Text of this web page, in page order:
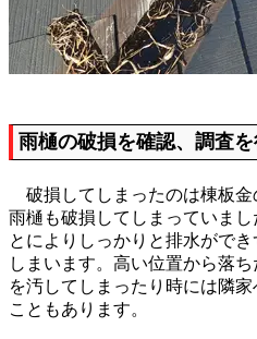
雨樋の破損を確認、調査
破損してしまったのは棟板金
雨樋も破損してしまっていま
とによりしっかりと排水がで
しまいます。高い位置から落
を汚してしまったり時には隣
こともあります。